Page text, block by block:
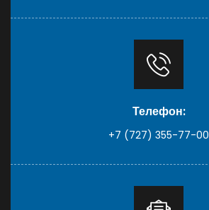
Телефон:
+7 (727) 355-77-00